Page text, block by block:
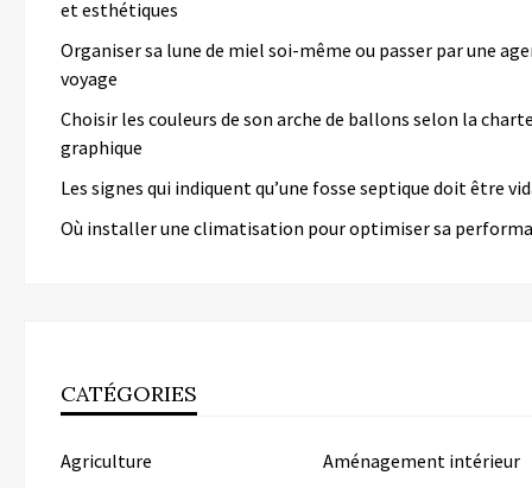
et esthétiques
Organiser sa lune de miel soi-même ou passer par une
voyage
Choisir les couleurs de son arche de ballons selon la
graphique
Les signes qui indiquent qu’une fosse septique doit être
Où installer une climatisation pour optimiser sa
CATÉGORIES
Agriculture
Aménagement intérieur